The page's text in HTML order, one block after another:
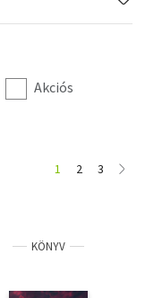
Akciós
1 2 3
KÖNYV